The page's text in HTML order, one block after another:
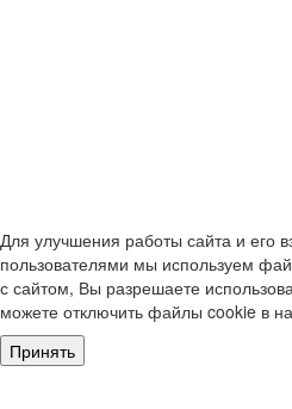
Для улучшения работы сайта и его
пользователями мы используем
с сайтом, Вы разрешаете
можете отключить файлы cookie в
Принять